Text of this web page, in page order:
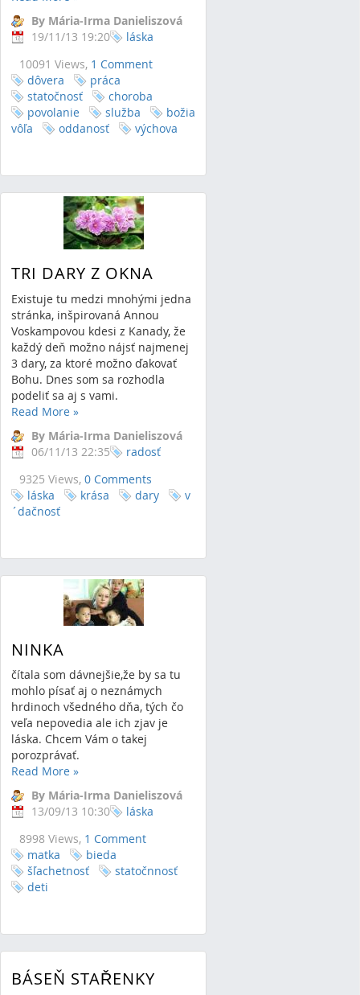
By Mária-Irma Danieliszová
19/11/13 19:20
10091 Views, 1 Comment
láska
dôvera
práca
statočnosť
choroba
povolanie
služba
božia
vôľa
oddanosť výchova
TRI DARY Z OKNA
Existuje tu medzi mnohými jedna
stránka, inšpirovaná Annou
Voskampovou kdesi z Kanady, že
každý deň možno nájsť najmenej
3 dary, za ktoré možno ďakovať
Bohu. Dnes som sa rozhodla
podeliť sa aj s vami.
Read More »
By Mária-Irma Danieliszová
06/11/13 22:35
9325 Views, 0 Comments
radosť
láska krása dary
v
´dačnosť
NINKA
čítala som dávnejšie,že by sa tu
mohlo písať aj o neznámych
hrdinoch všedného dňa, tých čo
veľa nepovedia ale ich zjav je
láska. Chcem Vám o takej
porozprávať.
Read More »
By Mária-Irma Danieliszová
13/09/13 10:30
8998 Views, 1 Comment
láska
matka
bieda
šľachetnosť
statočnnosť
deti
BÁSEŇ STAŘENKY